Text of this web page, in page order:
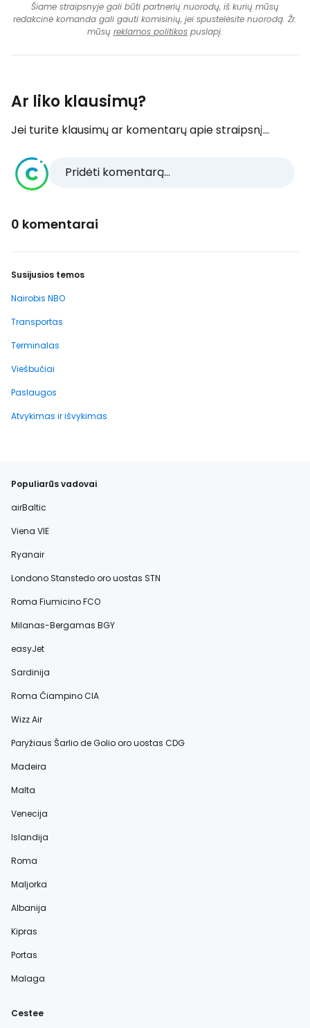
Šiame straipsnyje gali būti partnerių nuorodų, iš kurių mūsų
redakcinė komanda gali gauti komisinių, jei spustelėsite nuorodą. Žr.
mūsų reklamos politikos puslapį.
Ar liko klausimų?
Jei turite klausimų ar komentarų apie straipsnį...
Pridėti komentarą...
0 komentarai
Susijusios temos
Nairobis NBO
Transportas
Terminalas
Viešbučiai
Paslaugos
Atvykimas ir išvykimas
Populiarūs vadovai
airBaltic
Viena VIE
Ryanair
Londono Stanstedo oro uostas STN
Roma Fiumicino FCO
Milanas-Bergamas BGY
easyJet
Sardinija
Roma Čiampino CIA
Wizz Air
Paryžiaus Šarlio de Golio oro uostas CDG
Madeira
Malta
Venecija
Islandija
Roma
Maljorka
Albanija
Kipras
Portas
Malaga
Cestee